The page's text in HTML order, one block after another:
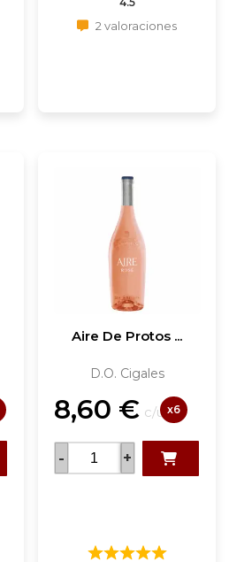
2 valoraciones
Aire De Protos ...
D.O. Cigales
8,60 € c/u x6
- +